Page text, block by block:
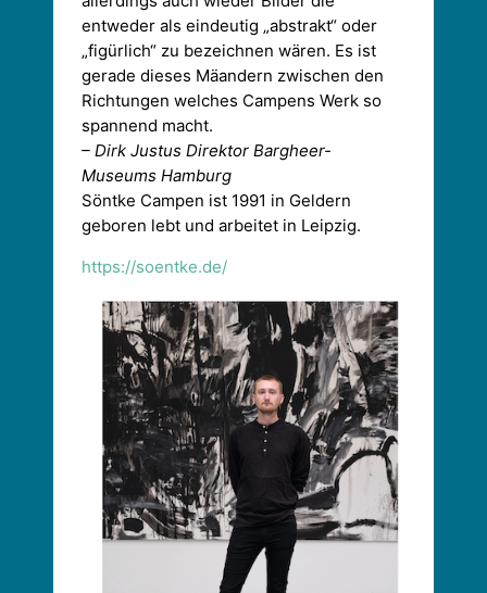
entweder als eindeutig „abstrakt“ oder
„figürlich“ zu bezeichnen wären. Es ist
gerade dieses Mäandern zwischen den
Richtungen welches Campens Werk so
spannend macht.
– Dirk Justus Direktor Bargheer-
Museums Hamburg
Söntke Campen ist 1991 in Geldern
geboren lebt und arbeitet in Leipzig.
https://soentke.de/